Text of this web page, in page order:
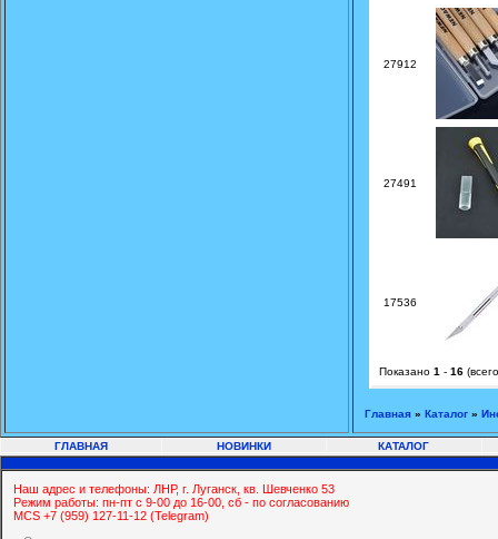
27912
27491
17536
Показано 1 - 16
Главная » Каталог »
ГЛАВНАЯ НОВИНКИ КАТАЛОГ
Наш адрес и телефоны: ЛНР, г. Луганск, кв. Шевченко 53
Режим работы: пн-пт с 9-00 до 16-00, сб - по согласованию
MCS +7 (959) 127-11-12 (Telegram)